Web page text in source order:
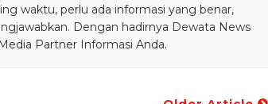
waktu, perlu ada informasi yang benar,
Dengan hadirnya Dewata News
Partner Informasi Anda.